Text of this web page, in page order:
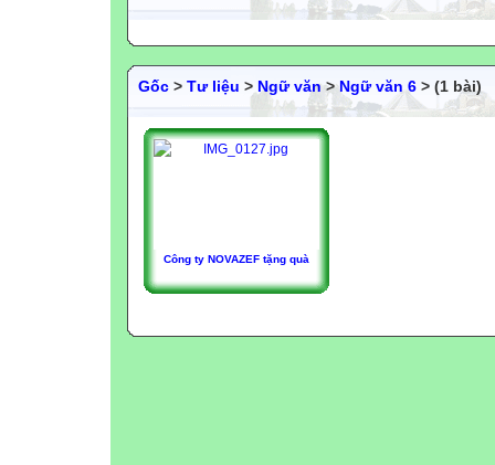
Gốc > Tư liệu > Ngữ văn>Ngữ văn 6 > (1 bài)
Công ty NOVAZEF tặng quà